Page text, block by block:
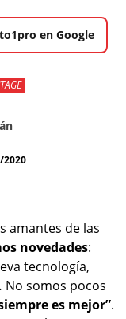
en Google
2020
amantes de las
novedades:
tecnología,
somos pocos
es mejor”.